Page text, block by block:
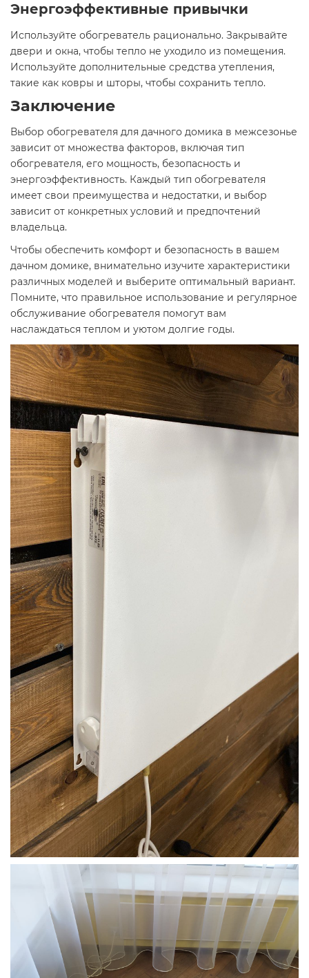
Энергоэффективные привычки
Используйте обогреватель рационально. Закрывайте
двери и окна, чтобы тепло не уходило из помещения.
Используйте дополнительные средства утепления,
такие как ковры и шторы, чтобы сохранить тепло.
Заключение
Выбор обогревателя для дачного домика в межсезонье
зависит от множества факторов, включая тип
обогревателя, его мощность, безопасность и
энергоэффективность. Каждый тип обогревателя
имеет свои преимущества и недостатки, и выбор
зависит от конкретных условий и предпочтений
владельца.
Чтобы обеспечить комфорт и безопасность в вашем
дачном домике, внимательно изучите характеристики
различных моделей и выберите оптимальный вариант.
Помните, что правильное использование и регулярное
обслуживание обогревателя помогут вам
наслаждаться теплом и уютом долгие годы.